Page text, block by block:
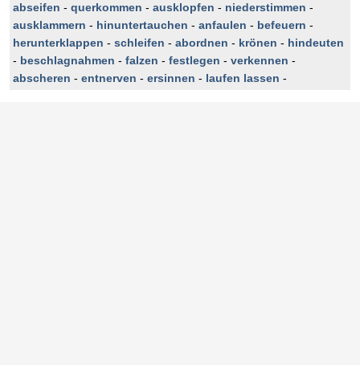
abseifen - querkommen - ausklopfen - niederstimmen -
ausklammern - hinuntertauchen - anfaulen - befeuern -
herunterklappen - schleifen - abordnen - krönen - hindeuten
- beschlagnahmen - falzen - festlegen - verkennen -
abscheren - entnerven - ersinnen - laufen lassen -